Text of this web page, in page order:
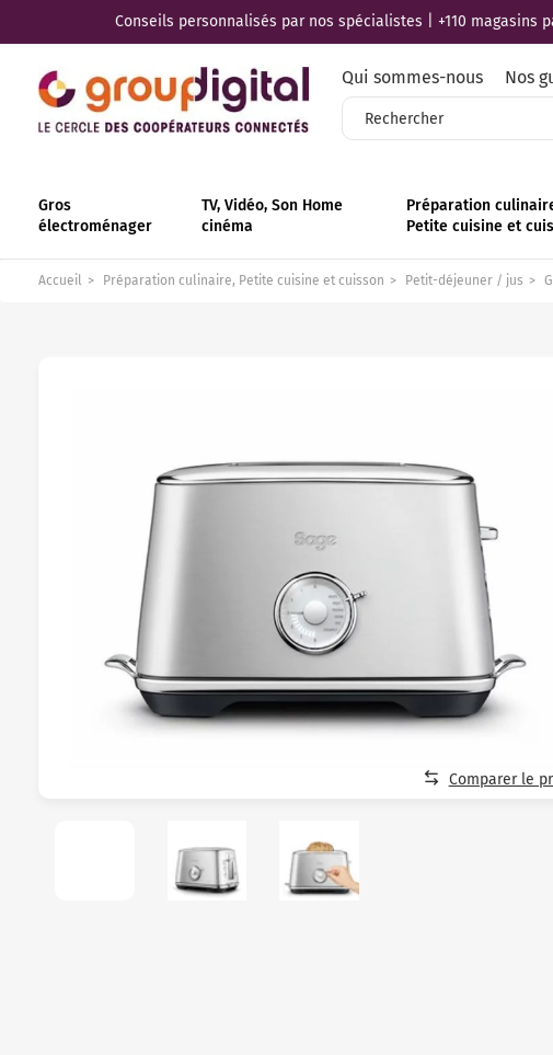
Conseils personnalisés par nos spécialistes | +110
Qui sommes-nous Nos
Gros
électroménager
TV, Vidéo, Son Home
cinéma
Préparation
Petite cuisine et
Accueil Préparation culinaire, Petite cuisine et cuisson Petit-déjeuner / jus
Comparer le